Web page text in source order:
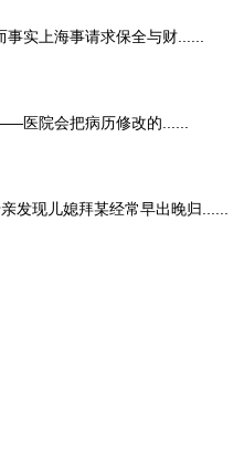
实上海事请求保全与财......
医院会把病历修改的......
发现儿媳拜某经常早出晚归......